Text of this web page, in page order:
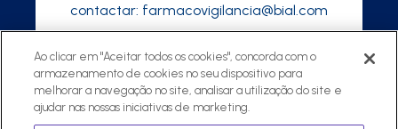
contactar: farmacovigilancia@bial.com
©2026 ® Todos os direitos reservados
Política de PrivacidadeRegulamento
Ao clicar em "Aceitar todos os cookies", concorda com o
armazenamento de cookies no seu dispositivo para
melhorar a navegação no site, analisar a utilização do site e
ajudar nas nossas iniciativas de marketing.